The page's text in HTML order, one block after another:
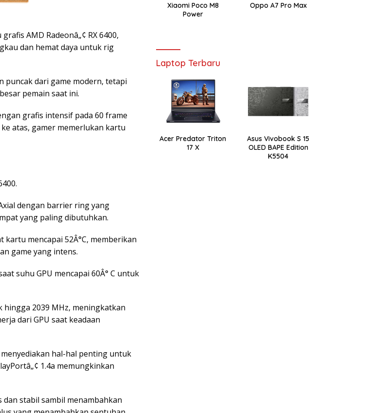
AMD Radeonâ„¢ RX 6400,
dan hemat daya untuk rig
puncak dari game modern, tetapi
pemain saat ini.
grafis intensif pada 60 frame
atas, gamer memerlukan kartu
dengan barrier ring yang
yang paling dibutuhkan.
mencapai 52Â°C, memberikan
game yang intens.
suhu GPU mencapai 60Â° C untuk
hingga 2039 MHz, meningkatkan
dari GPU saat keadaan
hal-hal penting untuk
1.4a memungkinkan
stabil sambil menambahkan
Xiaomi Poco M8
Power
Oppo A7 Pro Max
Laptop Terbaru
Acer Predator Triton
17 X
Asus Vivobook S 15
OLED BAPE Edition
K5504